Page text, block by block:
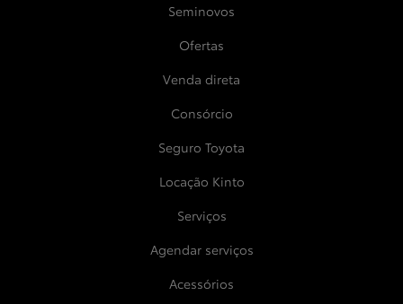
Seminovos
Ofertas
Venda direta
Consórcio
Seguro Toyota
Locação Kinto
Serviços
Agendar serviços
Acessórios